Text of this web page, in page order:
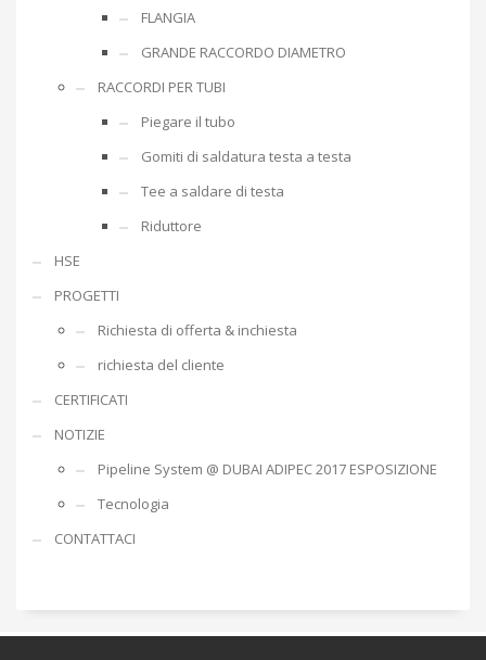
FLANGIA
GRANDE RACCORDO DIAMETRO
RACCORDI PER TUBI
Piegare il tubo
Gomiti di saldatura testa a testa
Tee a saldare di testa
Riduttore
HSE
PROGETTI
Richiesta di offerta & inchiesta
richiesta del cliente
CERTIFICATI
NOTIZIE
Pipeline System @ DUBAI ADIPEC 2017 ESPOSIZIONE
Tecnologia
CONTATTACI